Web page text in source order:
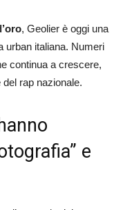
, Geolier è oggi una
urban italiana. Numeri
continua a crescere,
rap nazionale.
e